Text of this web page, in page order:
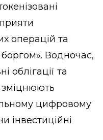
операцій та
Водночас,
облігації та
зміцнюють
цифровому